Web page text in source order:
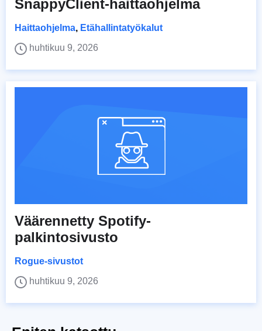
SnappyClient-haittaohjelma
Haittaohjelma, Etähallintatyökalut
huhtikuu 9, 2026
Väärennetty Spotify-
palkintosivusto
Rogue-sivustot
huhtikuu 9, 2026